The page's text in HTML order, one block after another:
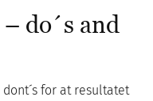
do´s and
dont´s for at resultatet